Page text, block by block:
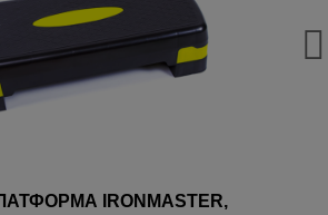
IRONMASTER,